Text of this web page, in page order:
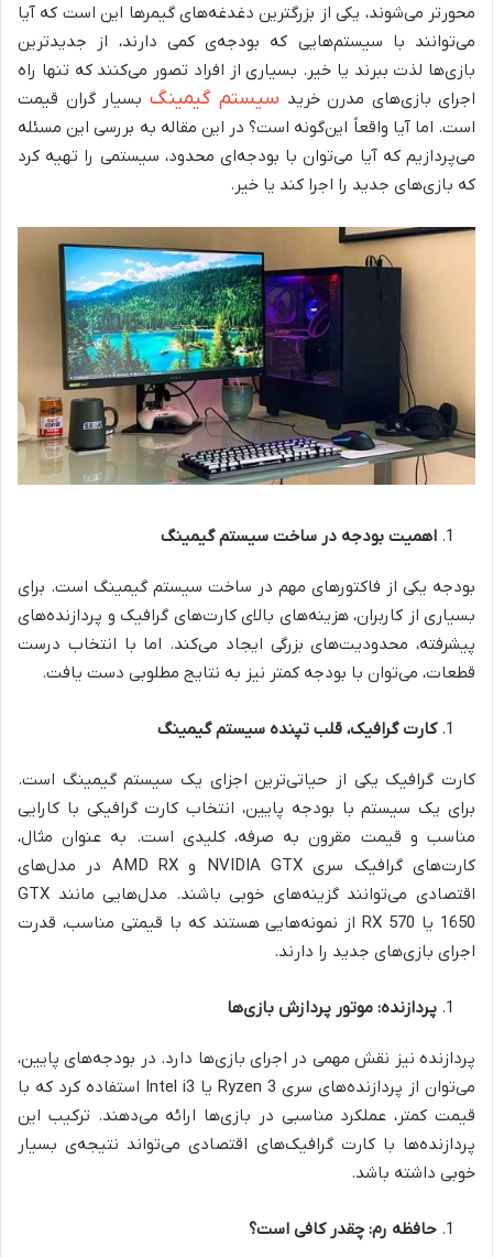
محورتر می‌شوند، یکی از بزرگترین دغدغه‌های گیمرها این است که آیا
می‌توانند با سیستم‌هایی که بودجه‌ی کمی دارند، از جدیدترین
بازی‌ها لذت ببرند یا خیر. بسیاری از افراد تصور می‌کنند که تنها راه
اجرای بازی‌های مدرن خرید سیستم گیمینگ بسیار گران قیمت
است. اما آیا واقعاً این‌گونه است؟ در این مقاله به بررسی این مسئله
می‌پردازیم که آیا می‌توان با بودجه‌ای محدود، سیستمی را تهیه کرد
که بازی‌های جدید را اجرا کند یا خیر.
اهمیت بودجه در ساخت سیستم گیمینگ
بودجه یکی از فاکتورهای مهم در ساخت سیستم گیمینگ است. برای
بسیاری از کاربران، هزینه‌های بالای کارت‌های گرافیک و پردازنده‌های
پیشرفته، محدودیت‌های بزرگی ایجاد می‌کند. اما با انتخاب درست
قطعات، می‌توان با بودجه کمتر نیز به نتایج مطلوبی دست یافت.
کارت گرافیک، قلب تپنده سیستم گیمینگ
کارت گرافیک یکی از حیاتی‌ترین اجزای یک سیستم گیمینگ است.
برای یک سیستم با بودجه پایین، انتخاب کارت گرافیکی با کارایی
مناسب و قیمت مقرون به صرفه، کلیدی است. به عنوان مثال،
کارت‌های گرافیک سری NVIDIA GTX و AMD RX در مدل‌های
اقتصادی می‌توانند گزینه‌های خوبی باشند. مدل‌هایی مانند GTX
1650 یا RX 570 از نمونه‌هایی هستند که با قیمتی مناسب، قدرت
اجرای بازی‌های جدید را دارند.
پردازنده: موتور پردازش بازی‌ها
پردازنده نیز نقش مهمی در اجرای بازی‌ها دارد. در بودجه‌های پایین،
می‌توان از پردازنده‌های سری Ryzen 3 یا Intel i3 استفاده کرد که با
قیمت کمتر، عملکرد مناسبی در بازی‌ها ارائه می‌دهند. ترکیب این
پردازنده‌ها با کارت گرافیک‌های اقتصادی می‌تواند نتیجه‌ی بسیار
خوبی داشته باشد.
حافظه رم: چقدر کافی است؟